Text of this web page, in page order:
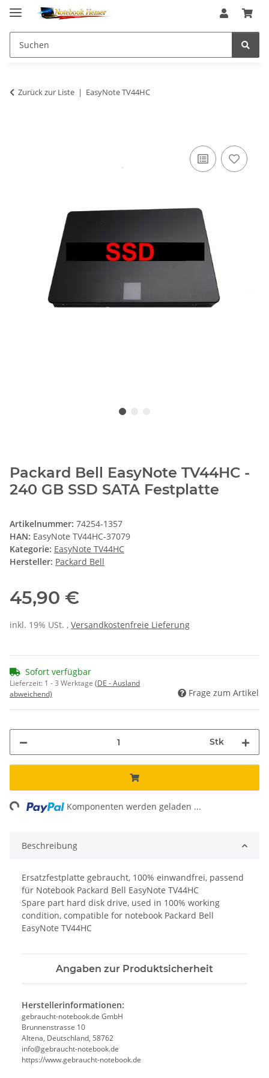
Zurück zur Liste EasyNote TV44HC
Packard Bell EasyNote TV44HC -
240 GB SSD SATA Festplatte
Artikelnummer: 74254-1357
HAN: EasyNote TV44HC-37079
Kategorie: EasyNote TV44HC
Hersteller: Packard Bell
45,90 €
inkl. 19% USt. , Versandkostenfreie Lieferung
Sofort verfügbar
Lieferzeit: 1 - 3 Werktage (DE - Ausland
abweichend)
Frage zum Artikel
Stk
Komponenten werden geladen ...
Beschreibung
Ersatzfestplatte gebraucht, 100% einwandfrei, passend
für Notebook Packard Bell EasyNote TV44HC
Spare part hard disk drive, used in 100% working
condition, compatible for notebook Packard Bell
EasyNote TV44HC
Angaben zur Produktsicherheit
Herstellerinformationen:
gebraucht-notebook.de GmbH
Brunnenstrasse 10
Altena, Deutschland, 58762
info@gebraucht-notebook.de
https://www.gebraucht-notebook.de